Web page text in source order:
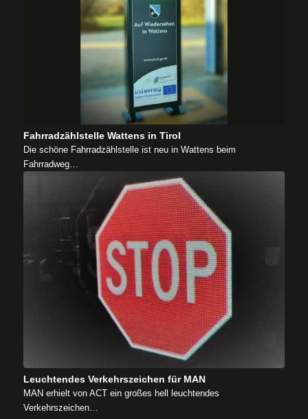
Fahrradzählstelle Wattens in Tirol
Die schöne Fahrradzählstelle ist neu in Wattens beim
Fahrradweg…
Leuchtendes Verkehrszeichen für MAN
MAN erhielt von ACT ein großes hell leuchtendes
Verkehrszeichen…